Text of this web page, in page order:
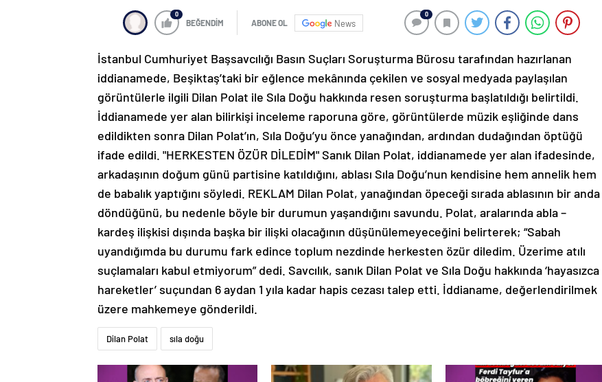
0
BEĞENDİM ABONE OL News
0
İstanbul Cumhuriyet Başsavcılığı Basın Suçları Soruşturma Bürosu tarafından hazırlanan
iddianamede, Beşiktaş’taki bir eğlence mekânında çekilen ve sosyal medyada paylaşılan
görüntülerle ilgili Dilan Polat ile Sıla Doğu hakkında resen soruşturma başlatıldığı belirtildi.
İddianamede yer alan bilirkişi inceleme raporuna göre, görüntülerde müzik eşliğinde dans
edildikten sonra Dilan Polat’ın, Sıla Doğu’yu önce yanağından, ardından dudağından öptüğü
ifade edildi. "HERKESTEN ÖZÜR DİLEDİM" Sanık Dilan Polat, iddianamede yer alan ifadesinde,
arkadaşının doğum günü partisine katıldığını, ablası Sıla Doğu’nun kendisine hem annelik hem
de babalık yaptığını söyledi. REKLAM Dilan Polat, yanağından öpeceği sırada ablasının bir anda
döndüğünü, bu nedenle böyle bir durumun yaşandığını savundu. Polat, aralarında abla –
kardeş ilişkisi dışında başka bir ilişki olacağının düşünülemeyeceğini belirterek; “Sabah
uyandığımda bu durumu fark edince toplum nezdinde herkesten özür diledim. Üzerime atılı
suçlamaları kabul etmiyorum” dedi. Savcılık, sanık Dilan Polat ve Sıla Doğu hakkında ‘hayasızca
hareketler’ suçundan 6 aydan 1 yıla kadar hapis cezası talep etti. İddianame, değerlendirilmek
üzere mahkemeye gönderildi.
Dilan Polat sıla doğu